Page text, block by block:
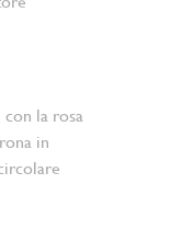
la rosa
in